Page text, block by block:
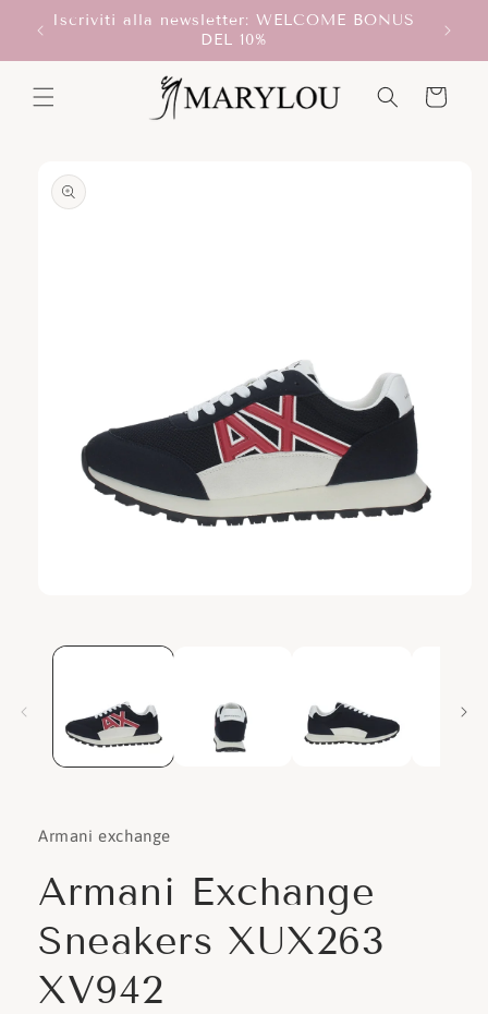
direttamente
Iscriviti alla newsletter: WELCOME BONUS
DEL 10%
Carrello
informazioni
sul prodotto
Armani exchange
Armani Exchange
Sneakers XUX263
XV942